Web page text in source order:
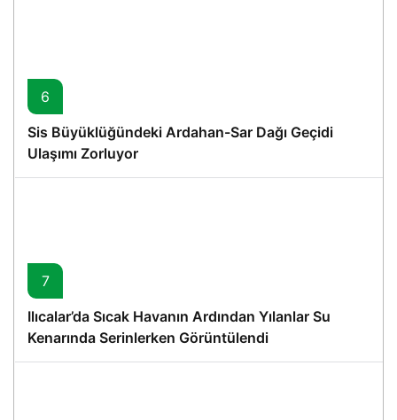
6
Sis Büyüklüğündeki Ardahan-Sar Dağı Geçidi
Ulaşımı Zorluyor
7
Ilıcalar’da Sıcak Havanın Ardından Yılanlar Su
Kenarında Serinlerken Görüntülendi